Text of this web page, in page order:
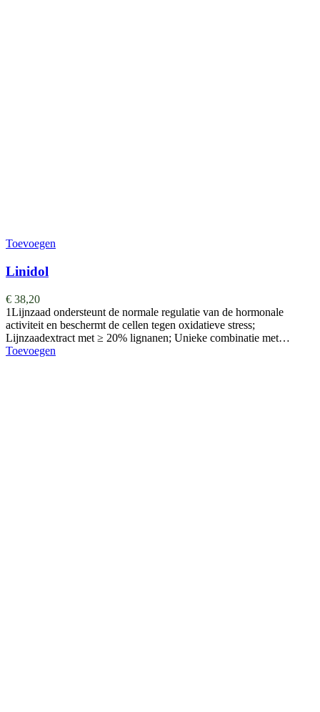
Toevoegen
Linidol
€ 38,20
1Lijnzaad ondersteunt de normale regulatie van de hormonale
activiteit en beschermt de cellen tegen oxidatieve stress;
Lijnzaadextract met ≥ 20% lignanen; Unieke combinatie met…
Toevoegen